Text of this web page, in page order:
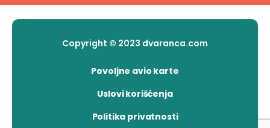
Copyright © 2023 dvaranca.com
Povoljne avio karte
Uslovi korišćenja
Politika privatnosti